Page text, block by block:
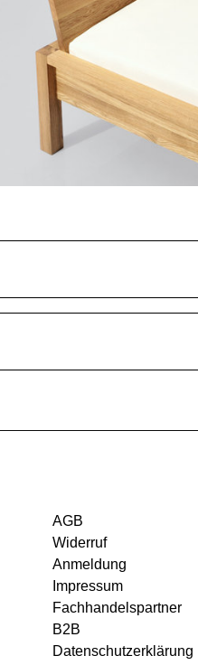
AGB
Widerruf
Anmeldung
Impressum
Fachhandelspartner
B2B
Datenschutzerklärung